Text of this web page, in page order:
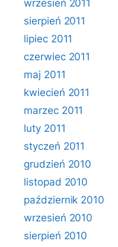
wrzesień 2011
sierpień 2011
lipiec 2011
czerwiec 2011
maj 2011
kwiecień 2011
marzec 2011
luty 2011
styczeń 2011
grudzień 2010
listopad 2010
październik 2010
wrzesień 2010
sierpień 2010